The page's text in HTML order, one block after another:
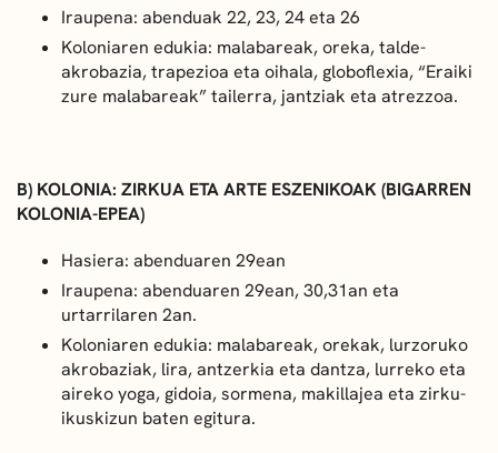
Iraupena: abenduak 22, 23, 24 eta 26
Koloniaren edukia: malabareak, oreka, talde-
akrobazia, trapezioa eta oihala, globoflexia, “Eraiki
zure malabareak” tailerra, jantziak eta atrezzoa.
B) KOLONIA: ZIRKUA ETA ARTE ESZENIKOAK (BIGARREN
KOLONIA-EPEA)
Hasiera: abenduaren 29ean
Iraupena: abenduaren 29ean, 30,31an eta
urtarrilaren 2an.
Koloniaren edukia: malabareak, orekak, lurzoruko
akrobaziak, lira, antzerkia eta dantza, lurreko eta
aireko yoga, gidoia, sormena, makillajea eta zirku-
ikuskizun baten egitura.